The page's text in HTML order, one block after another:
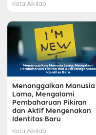
Kata Alkitab
Menanggalkan Manusia
Lama, Mengalami
Pembaharuan Pikiran
dan Aktif Mengenakan
Identitas Baru
Kata Alkitab